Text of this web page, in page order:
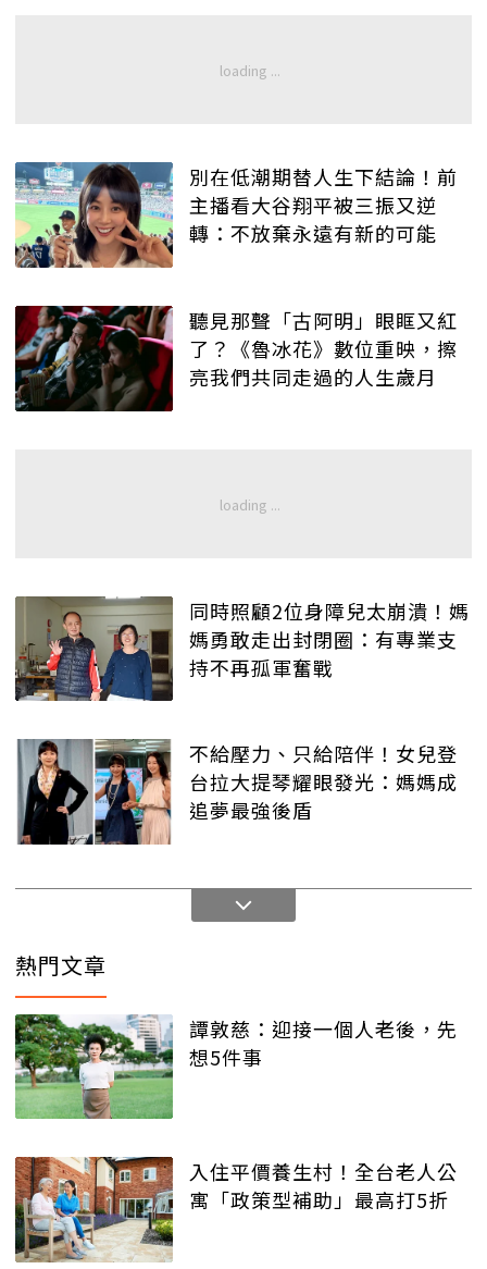
別在低潮期替人生下結論！前
主播看大谷翔平被三振又逆
轉：不放棄永遠有新的可能
聽見那聲「古阿明」眼眶又紅
了？《魯冰花》數位重映，擦
亮我們共同走過的人生歲月
同時照顧2位身障兒太崩潰！媽
媽勇敢走出封閉圈：有專業支
持不再孤軍奮戰
不給壓力、只給陪伴！女兒登
台拉大提琴耀眼發光：媽媽成
追夢最強後盾
熱門文章
譚敦慈：迎接一個人老後，先
想5件事
入住平價養生村！全台老人公
寓「政策型補助」最高打5折